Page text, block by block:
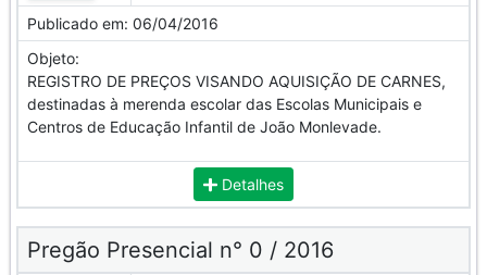
Publicado em: 06/04/2016
Objeto:
REGISTRO DE PREÇOS VISANDO AQUISIÇÃO DE CARNES,
destinadas à merenda escolar das Escolas Municipais e
Centros de Educação Infantil de João Monlevade.
Detalhes
Pregão Presencial n° 0 / 2016